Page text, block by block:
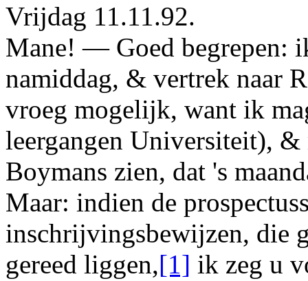
Vrijdag 11.11.92.
Mane! — Goed begrepen:
namiddag, & vertrek naar
vroeg mogelijk, want ik
leergangen Universiteit),
Boymans zien, dat 's
Maar: indien de
inschrijvingsbewijzen, die
gereed liggen,[1] ik zeg u